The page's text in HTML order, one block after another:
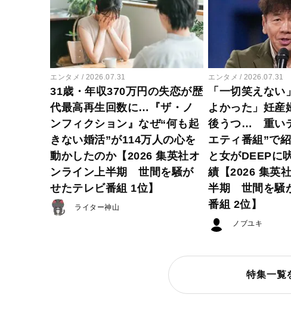
エンタメ 2026.07.31
31歳・年収370万円の失恋が歴
代最高再生回数に…『ザ・ノ
ンフィクション』なぜ“何も起
きない婚活”が114万人の心を
動かしたのか【2026 集英社オ
ンライン上半期 世間を騒が
せたテレビ番組 1位】
ライター神山
エンタメ 2026.07.31
「一切笑えない
よかった」妊産
後うつ… 重い
エティ番組”で
と女がDEEPに
績【2026 集英
半期 世間を騒
番組 2位】
ノブユキ
特集一覧